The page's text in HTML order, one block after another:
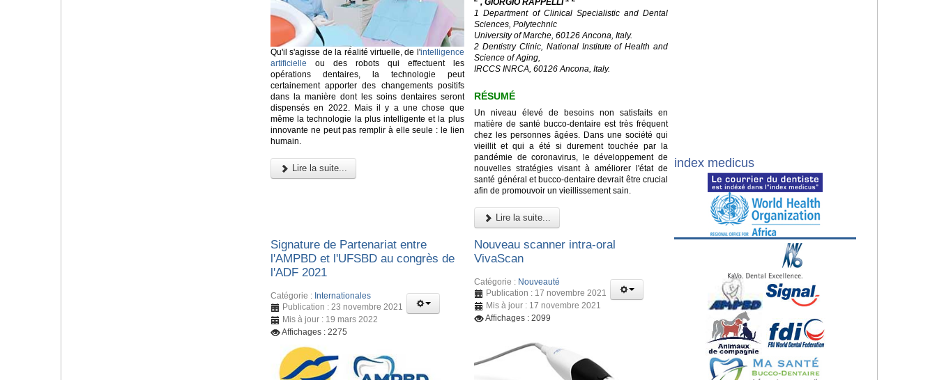
Qu'il s'agisse de la réalité virtuelle, de l'intelligence
artificielle ou des robots qui effectuent les
opérations dentaires, la technologie peut
certainement apporter des changements positifs
dans la manière dont les soins dentaires seront
dispensés en 2022. Mais il y a une chose que
même la technologie la plus intelligente et la plus
innovante ne peut pas remplir à elle seule : le lien
humain.
Lire la suite...
, GIORGIO RAPPELLI
1 Department of Clinical Specialistic and Dental
Sciences, Polytechnic
University of Marche, 60126 Ancona, Italy.
2 Dentistry Clinic, National Institute of Health and
Science of Aging,
IRCCS INRCA, 60126 Ancona, Italy.
RÉSUMÉ
Un niveau élevé de besoins non satisfaits en
matière de santé bucco-dentaire est très fréquent
chez les personnes âgées. Dans une société qui
vieillit et qui a été si durement touchée par la
pandémie de coronavirus, le développement de
nouvelles stratégies visant à améliorer l'état de
santé général et bucco-dentaire devrait être crucial
afin de promouvoir un vieillissement sain.
Lire la suite...
Signature de Partenariat entre
l'AMPBD et l'UFSBD au congrès de
l'ADF 2021
Catégorie : Internationales
Publication : 23 novembre 2021
Mis à jour : 19 mars 2022
Affichages : 2275
Nouveau scanner intra-oral
VivaScan
Catégorie : Nouveauté
Publication : 17 novembre 2021
Mis à jour : 17 novembre 2021
Affichages : 2099
index medicus